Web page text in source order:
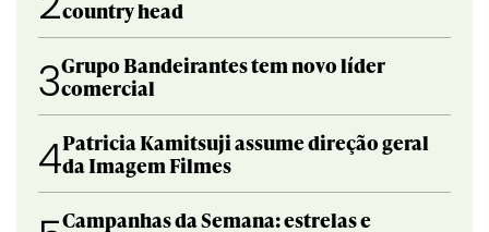
country head
3Grupo Bandeirantes tem novo líder
comercial
4Patricia Kamitsuji assume direção geral
da Imagem Filmes
Campanhas da Semana: estrelas e